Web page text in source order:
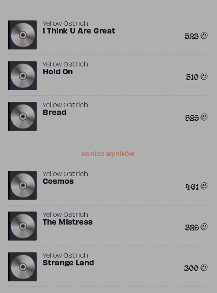
Yellow Ostrich
I Think U Are Great 523
Yellow Ostrich
Hold On 510
Yellow Ostrich
Bread 529
Koniec wyników
Yellow Ostrich
Cosmos 461
Yellow Ostrich
The Mistress 329
Yellow Ostrich
Strange Land 300